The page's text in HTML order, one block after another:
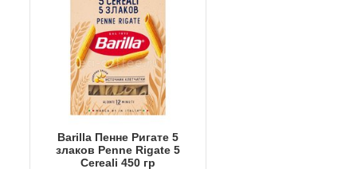
Barilla Пенне Ригате 5
злаков Penne Rigate 5
Cereali 450 гр